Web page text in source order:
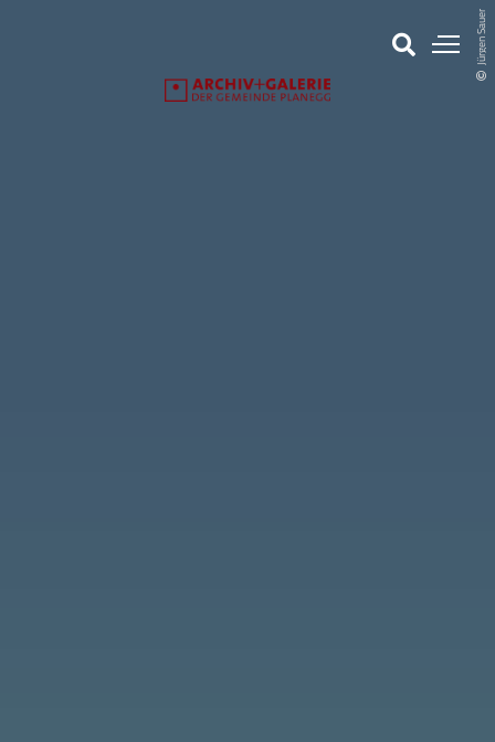
Jürgen Sauer